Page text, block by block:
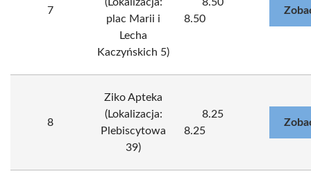
7
plac Marii i
Lecha
Kaczyńskich 5)
8.50
8
Ziko Apteka
(Lokalizacja:
Plebiscytowa
39)
8.25
8.25